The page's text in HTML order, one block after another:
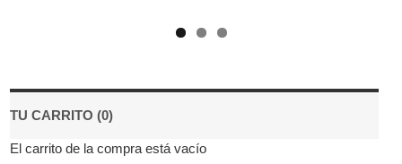
TU CARRITO (0)
El carrito de la compra está vacío